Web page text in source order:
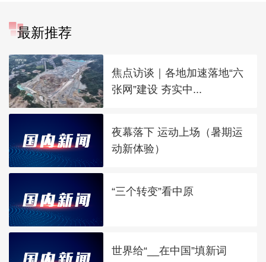
最新推荐
焦点访谈｜各地加速落地“六
张网”建设 夯实中...
夜幕落下 运动上场（暑期运
动新体验）
“三个转变”看中原
世界给“__在中国”填新词